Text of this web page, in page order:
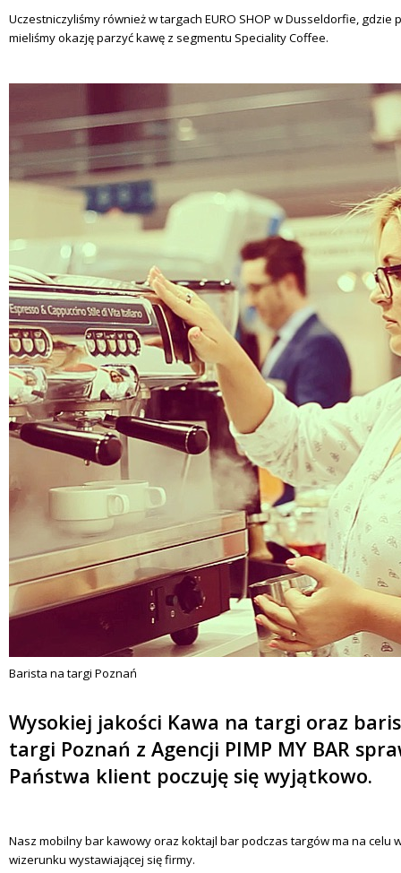
Uczestniczyliśmy również w targach EURO SHOP w Dusseldorfie, gdzie
mieliśmy okazję parzyć kawę z segmentu Speciality Coffee.
Barista na targi Poznań
Wysokiej jakości Kawa na targi oraz
targi Poznań z Agencji PIMP MY BAR
Państwa klient poczuję się wyjątkowo.
Nasz mobilny bar kawowy oraz koktajl bar podczas targów ma na celu
wizerunku wystawiającej się firmy.